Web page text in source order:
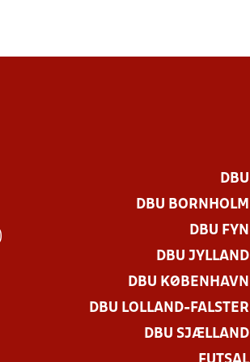
DBU
DBU BORNHOLM
DBU FYN
DBU JYLLAND
DBU KØBENHAVN
DBU LOLLAND-FALSTER
DBU SJÆLLAND